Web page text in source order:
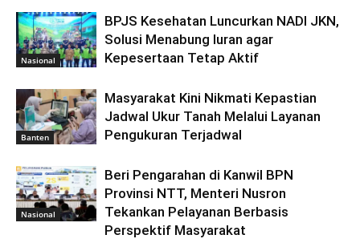
Nasional
BPJS Kesehatan Luncurkan NADI JKN,
Solusi Menabung Iuran agar
Kepesertaan Tetap Aktif
Banten
Masyarakat Kini Nikmati Kepastian
Jadwal Ukur Tanah Melalui Layanan
Pengukuran Terjadwal
Nasional
Beri Pengarahan di Kanwil BPN
Provinsi NTT, Menteri Nusron
Tekankan Pelayanan Berbasis
Perspektif Masyarakat